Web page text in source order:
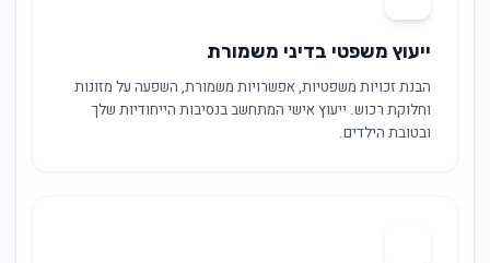
ייעוץ משפטי בדיני משמורת
הבנת זכויות משפטיות, אפשרויות משמורת, השפעה על מזונות
וחלוקת רכוש. ייעוץ אישי המתחשב בנסיבות הייחודיות שלך
ובטובת הילדים.